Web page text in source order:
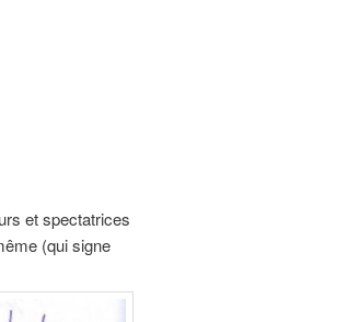
et spectatrices
(qui signe